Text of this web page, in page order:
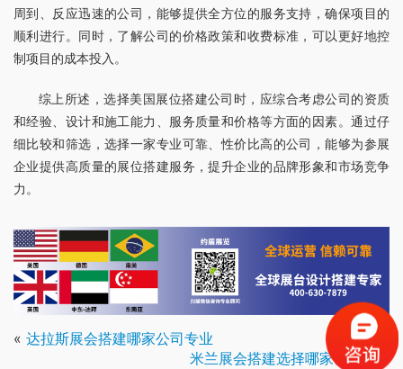
周到、反应迅速的公司，能够提供全方位的服务支持，确保项目的
顺利进行。同时，了解公司的价格政策和收费标准，可以更好地控
制项目的成本投入。
综上所述，选择美国展位搭建公司时，应综合考虑公司的资质
和经验、设计和施工能力、服务质量和价格等方面的因素。通过仔
细比较和筛选，选择一家专业可靠、性价比高的公司，能够为参展
企业提供高质量的展位搭建服务，提升企业的品牌形象和市场竞争
力。
« 达拉斯展会搭建哪家公司专业
米兰展会搭建选择哪家公司好»